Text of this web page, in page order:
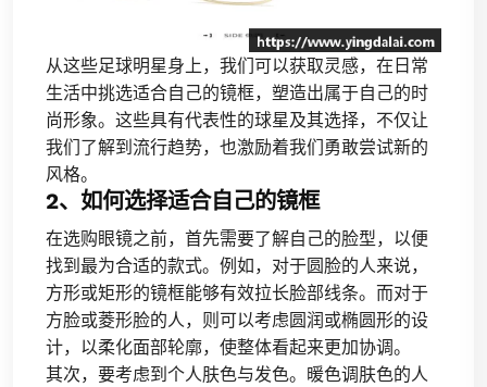
从这些足球明星身上，我们可以获取灵感，在日常
生活中挑选适合自己的镜框，塑造出属于自己的时
尚形象。这些具有代表性的球星及其选择，不仅让
我们了解到流行趋势，也激励着我们勇敢尝试新的
风格。
2、如何选择适合自己的镜框
在选购眼镜之前，首先需要了解自己的脸型，以便
找到最为合适的款式。例如，对于圆脸的人来说，
方形或矩形的镜框能够有效拉长脸部线条。而对于
方脸或菱形脸的人，则可以考虑圆润或椭圆形的设
计，以柔化面部轮廓，使整体看起来更加协调。
其次，要考虑到个人肤色与发色。暖色调肤色的人